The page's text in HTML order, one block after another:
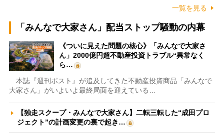
一覧を見る
「みんなで大家さん」配当ストップ騒動の内幕
《ついに見えた問題の核心》「みんなで大家さ
ん」2000億円超不動産投資トラブル“異常なく
ら…
本誌『週刊ポスト』が追及してきた不動産投資商品「みんなで
大家さん」がいよいよ最終局面を迎えている…
【独走スクープ・みんなで大家さん】二転三転した“成田プロ
ジェクト”の計画変更の裏で起き…